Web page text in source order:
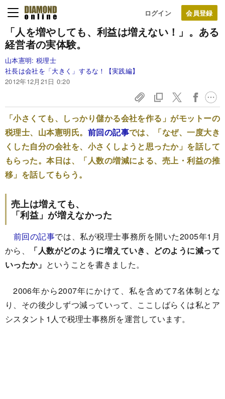
ログイン
「人を増やしても、利益は増えない！」。 ある
経営者の実体験。
山本憲明: 税理士
社長は会社を「大きく」するな！【実践編】
2012年12月21日 0:20
「小さくても、しっかり儲かる会社を作る」がモットーの
税理士、山本憲明氏。 前回の記事では、「なぜ、一度大き
くした自分の会社を、小さくしようと思ったか」を話して
もらった。本日は、「人数の増減による、売上・利益の推
移」を話してもらう。
売上は増えても、
「利益」が増えなかった
前回の記事では、私が税理士事務所を開いた2005年1月
から、
「人数がどのように増えていき、どのように減って
いったか」 ということを書きました。
2006年から2007年にかけて、私を含めて7名体制とな
り、その後少しずつ減っていって、ここしばらくは私とア
シスタント1人で税理士事務所を運営しています。